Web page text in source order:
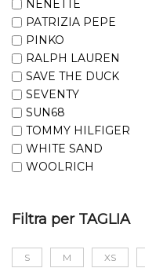
NENETTE
PATRIZIA PEPE
PINKO
RALPH LAUREN
SAVE THE DUCK
SEVENTY
SUN68
TOMMY HILFIGER
WHITE SAND
WOOLRICH
Filtra per TAGLIA
S M XS